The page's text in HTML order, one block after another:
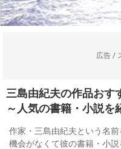
広告 /
三島由紀夫の作品おす
～人気の書籍・小説を
作家・三島由紀夫という名
機会がなくて彼の書籍・小